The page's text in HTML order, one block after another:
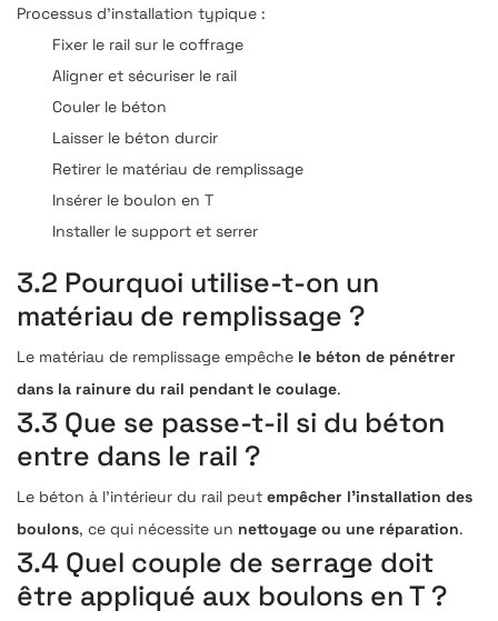
Processus d’installation typique :
Fixer le rail sur le coffrage
Aligner et sécuriser le rail
Couler le béton
Laisser le béton durcir
Retirer le matériau de remplissage
Insérer le boulon en T
Installer le support et serrer
3.2 Pourquoi utilise-t-on un
matériau de remplissage ?
Le matériau de remplissage empêche le béton de pénétrer
dans la rainure du rail pendant le coulage.
3.3 Que se passe-t-il si du béton
entre dans le rail ?
Le béton à l’intérieur du rail peut empêcher l’installation des
boulons, ce qui nécessite un nettoyage ou une réparation.
3.4 Quel couple de serrage doit
être appliqué aux boulons en T ?